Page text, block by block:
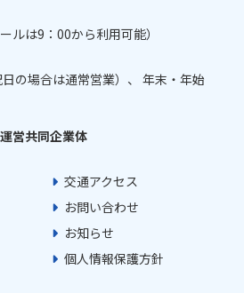
ルは9：00から利用可能）
の場合は通常営業）、 年末・年始
営共同企業体
交通アクセス
お問い合わせ
お知らせ
個人情報保護方針